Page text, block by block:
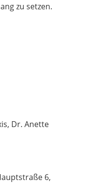
zu setzen.
Dr. Anette
6,